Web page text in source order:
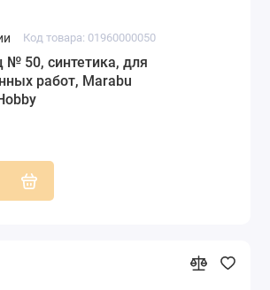
Код товара: 01960000050
№ 50, синтетика, для
работ, Marabu